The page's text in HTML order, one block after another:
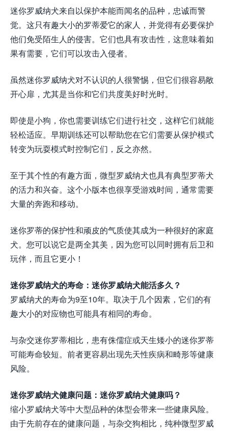
迷你罗威纳犬来自以保护本能而闻名的品种，忠诚而警
觉。这只有趣大小的罗蒂爱它的家人，并觉得有必要保护
他们免受陌生人的侵害。它们也具有攻击性，这意味着如
果有需要，它们可以攻击入侵者。
虽然迷你罗威纳犬对不认识的人很警惕，但它们很容易敞
开心扉，尤其是当你和它们共度美好时光时。
即使是小狗，你也需要训练它们进行社交，这样它们就能
轻松适应。早期训练还可以帮助您在它们需要从保护模式
转变为玩耍模式时控制它们，反之亦然。
至于其个性的有趣方面，微型罗威纳犬也具有典型罗蒂犬
的活力和兴奋。这个小版本也很享受游戏时间，通常需要
大量的奔跑和移动。
迷你罗蒂的保护性和顽皮的气质使其成为一种很好的家庭
犬。您可以说它是两全其美，因为您可以同时拥有后卫和
玩伴，而且它更小！
迷你罗威纳犬的寿命：迷你罗威纳犬能活多久？
罗威纳犬的寿命为9至10年。取决于几个因素，它们的有
趣大小的对应物也可能具有相同的寿命。
与杂交迷你罗蒂相比，患有侏儒症或天生矮小的迷你罗蒂
可能寿命较短。前者更容易出现先天性疾病和畸形等健康
风险。
迷你罗威纳犬健康问题：迷你罗威纳犬健康吗？
缩小罗威纳犬等中大型品种的体型会带来一些健康风险。
由于先前存在的健康问题，与杂交狗相比，纯种微型罗威